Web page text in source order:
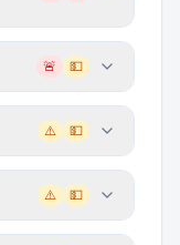
🚨 💵
⚠️ 💵
⚠️ 💵